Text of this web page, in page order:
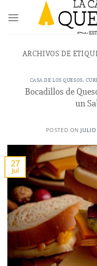
ARCHIVOS DE
CASA DE LOS QUESOS,
Bocadillos de
un
POSTED ON
27
Jul